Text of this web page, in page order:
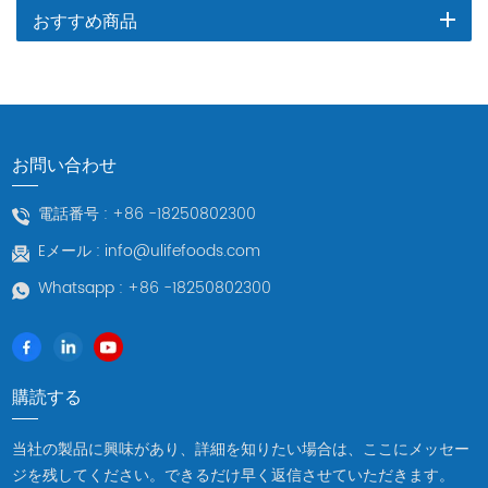
おすすめ商品
お問い合わせ
電話番号 : +86 -18250802300
Eメール : info@ulifefoods.com
Whatsapp : +86 -18250802300
購読する
当社の製品に興味があり、詳細を知りたい場合は、ここにメッセー
ジを残してください。できるだけ早く返信させていただきます。